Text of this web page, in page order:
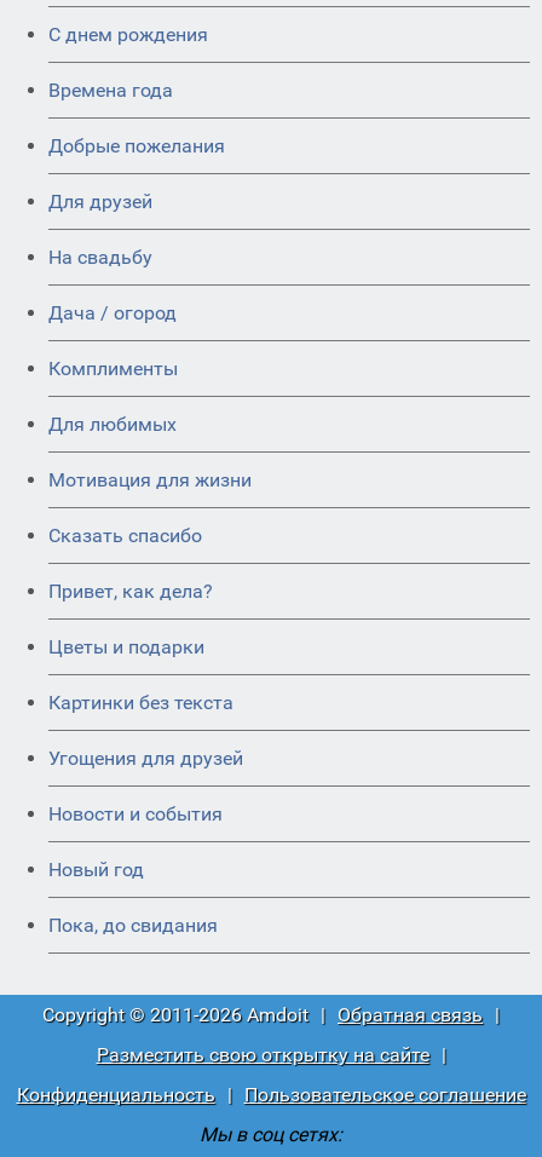
C днем рождения
Времена года
Добрые пожелания
Для друзей
На свадьбу
Дача / огород
Комплименты
Для любимых
Мотивация для жизни
Сказать спасибо
Привет, как дела?
Цветы и подарки
Картинки без текста
Угощения для друзей
Новости и события
Новый год
Пока, до свидания
Copyright © 2011-2026 Amdoit | Обратная связь |
Разместить свою открытку на сайте
|
Конфиденциальность
|
Пользовательское соглашение
Мы в соц сетях: